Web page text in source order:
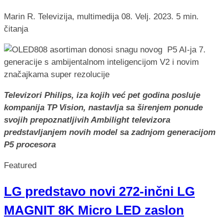
Marin R. Televizija, multimedija 08. Velj. 2023. 5 min.
čitanja
Televizori Philips, iza kojih već pet godina posluje
kompanija TP Vision, nastavlja sa širenjem ponude
svojih prepoznatljivih Ambilight televizora
predstavljanjem novih model sa zadnjom generacijom
P5 procesora
Featured
LG predstavo novi 272-inčni LG
MAGNIT 8K Micro LED zaslon